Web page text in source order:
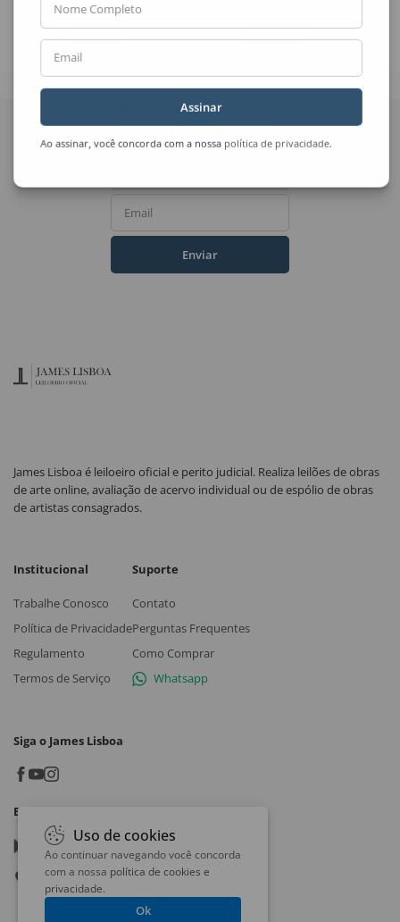
H. Motta
Casa Flor
Sem Título
Nome Completo
Email
Assinar
Ao assinar, você concorda com a nossa política de privacidade.
Quer receber novidades
do Leilão de Arte?
Email
Enviar
James Lisboa é leiloeiro oficial e perito judicial. Realiza leilões de obras
de arte online, avaliação de acervo individual ou de espólio de obras
de artistas consagrados.
Institucional
Trabalhe Conosco
Política de Privacidade
Regulamento
Termos de Serviço
Suporte
Contato
Perguntas Frequentes
Como Comprar
Whatsapp
Siga o James Lisboa
Baixe o App
Google play
App store
Uso de cookies
Ao continuar navegando você concorda
com a nossa política de cookies e
privacidade.
Ok